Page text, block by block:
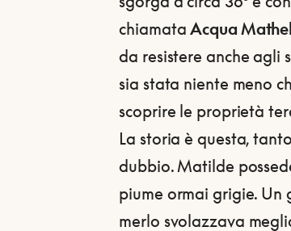
chiamataAcqua
da resistere anche agli
sia stata niente meno
scoprire le proprietà
La storia è questa,
dubbio. Matilde
piume ormai grigie. Un
merlo svolazzava